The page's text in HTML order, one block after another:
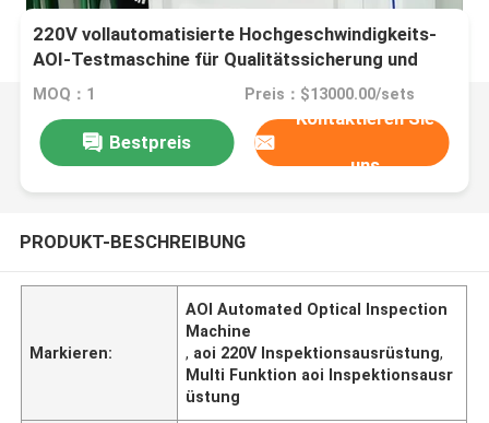
220V vollautomatisierte Hochgeschwindigkeits-
AOI-Testmaschine für Qualitätssicherung und
optische Inspektion
MOQ：1 Preis：$13000.00/sets
Bestpreis
Kontaktieren Sie
uns
PRODUKT-BESCHREIBUNG
Markieren:
AOI Automated Optical Inspection
Machine
, aoi 220V Inspektionsausrüstung,
Multi Funktion aoi Inspektionsausr
üstung